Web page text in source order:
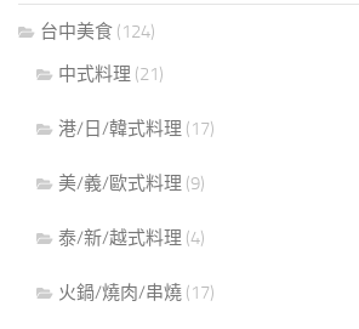
台中美食 (124)
中式料理 (21)
港/日/韓式料理 (17)
美/義/歐式料理 (9)
泰/新/越式料理 (4)
火鍋/燒肉/串燒 (17)